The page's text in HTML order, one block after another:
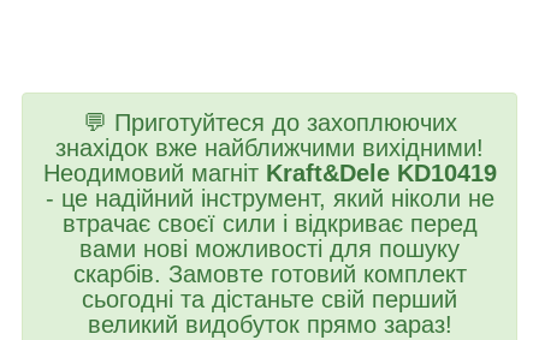
💬 Приготуйтеся до захоплюючих
знахідок вже найближчими вихідними!
Неодимовий магніт Kraft&Dele KD10419
- це надійний інструмент, який ніколи не
втрачає своєї сили і відкриває перед
вами нові можливості для пошуку
скарбів. Замовте готовий комплект
сьогодні та дістаньте свій перший
великий видобуток прямо зараз!